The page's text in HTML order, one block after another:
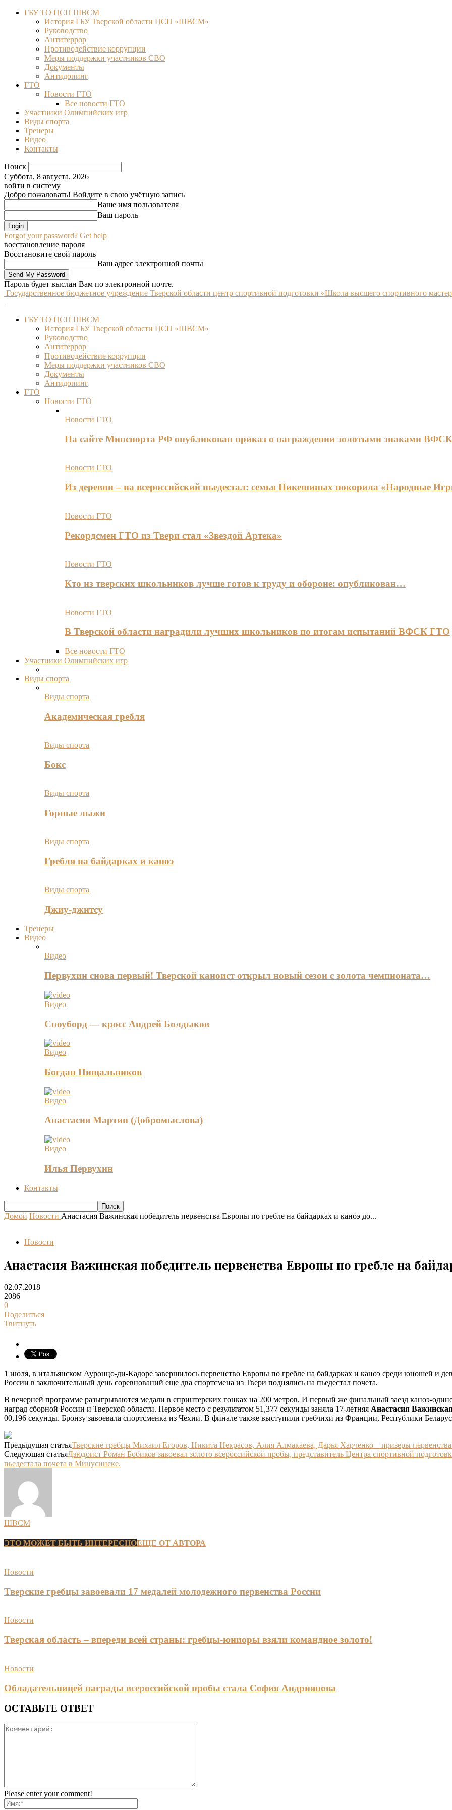
ГБУ ТО ЦСП ШВСМ
История ГБУ Тверской области ЦСП «ШВСМ»
Руководство
Антитеррор
Противодействие коррупции
Меры поддержки участников СВО
Документы
Антидопинг
ГТО
Новости ГТО
Все новости ГТО
Участники Олимпийских игр
Виды спорта
Тренеры
Видео
Контакты
Поиск
Суббота, 8 августа, 2026
войти в систему
Добро пожаловать! Войдите в свою учётную запись
Ваше имя пользователя
Ваш пароль
Forgot your password? Get help
восстановление пароля
Восстановите свой пароль
Ваш адрес электронной почты
Пароль будет выслан Вам по электронной почте.
Государственное бюджетное учреждение Тверской области центр спортивной подготовки «Школа высшего спортивного
ГБУ ТО ЦСП ШВСМ
История ГБУ Тверской области ЦСП «ШВСМ»
Руководство
Антитеррор
Противодействие коррупции
Меры поддержки участников СВО
Документы
Антидопинг
ГТО
Новости ГТО
Новости ГТО
На сайте Минспорта РФ опубликован приказ о награждении золотыми знаками
Новости ГТО
Из деревни – на всероссийский пьедестал: семья Никешиных покорила «Народные
Новости ГТО
Рекордсмен ГТО из Твери стал «Звездой Артека»
Новости ГТО
Кто из тверских школьников лучше готов к труду и обороне: опубликован…
Новости ГТО
В Тверской области наградили лучших школьников по итогам испытаний ВФСК ГТО
Все новости ГТО
Участники Олимпийских игр
Виды спорта
Виды спорта
Академическая гребля
Виды спорта
Бокс
Виды спорта
Горные лыжи
Виды спорта
Гребля на байдарках и каноэ
Виды спорта
Джиу-джитсу
Тренеры
Видео
Видео
Первухин снова первый! Тверской каноист открыл новый сезон с золота чемпионата…
Видео
Сноуборд — кросс Андрей Болдыков
Видео
Богдан Пищальников
Видео
Анастасия Мартин (Добромыслова)
Видео
Илья Первухин
Контакты
Домой Новости Анастасия Важинская победитель первенства Европы по гребле на байдарках и каноэ до...
Новости
Анастасия Важинская победитель первенства Европы по гребле на
02.07.2018
2086
0
Поделиться
Твитнуть
1 июля, в итальянском Ауронцо-ди-Кадоре завершилось первенство Европы по гребле на байдарках и каноэ среди юношей и
России в заключительный день соревнований еще два спортсмена из Твери поднялись на пьедестал почета.
В вечерней программе разыгрываются медали в спринтерских гонках на 200 метров. И первый же финальный заезд каноэ-
наград сборной России и Тверской области. Первое место с результатом 51,377 секунды заняла 17-летняя Анастасия
00,196 секунды. Бронзу завоевала спортсменка из Чехии. В финале также выступили гребчихи из Франции, Республики
Предыдущая статьяТверские гребцы Михаил Егоров, Никита Некрасов, Алия Алмакаева, Дарья Харченко – призеры
Следующая статьяДзюдоист Роман Бобиков завоевал золото всероссийской пробы, представитель Центра спортивной
пьедестала почета в Минусинске.
ШВСМ
ЭТО МОЖЕТ БЫТЬ ИНТЕРЕСНОЕЩЕ ОТ АВТОРА
Новости
Тверские гребцы завоевали 17 медалей молодежного первенства России
Новости
Тверская область – впереди всей страны: гребцы-юниоры взяли командное золото!
Новости
Обладательницей награды всероссийской пробы стала София Андриянова
ОСТАВЬТЕ ОТВЕТ
Please enter your comment!